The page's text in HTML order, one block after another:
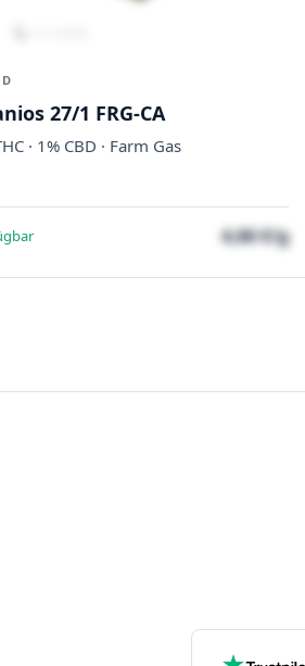
27/1 FRG-CA
· 1% CBD · Farm Gas
4,66 €/g